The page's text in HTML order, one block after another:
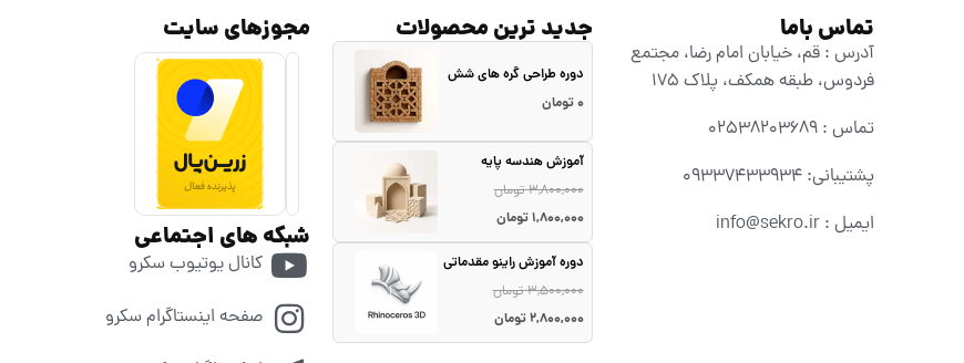
تماس باما
آدرس : قم، خیابان امام رضا، مجتمع
فردوس، طبقه همکف، پلاک ۱۷۵
تماس : 02538203689
پشتیبانی: 09337433934
ایمیل : info@sekro.ir
جدید ترین محصولات
دوره طراحی گره های شش
۰تومان
آموزش هندسه پایه
۳,۸۰۰,۰۰۰تومان
۱,۸۰۰,۰۰۰تومان
دوره آموزش راینو مقدماتی
۳,۵۰۰,۰۰۰تومان
۲,۸۰۰,۰۰۰تومان
مجوزهای سایت
شبکه های اجتماعی
کانال یوتیوب سکرو
صفحه اینستاگرام سکرو